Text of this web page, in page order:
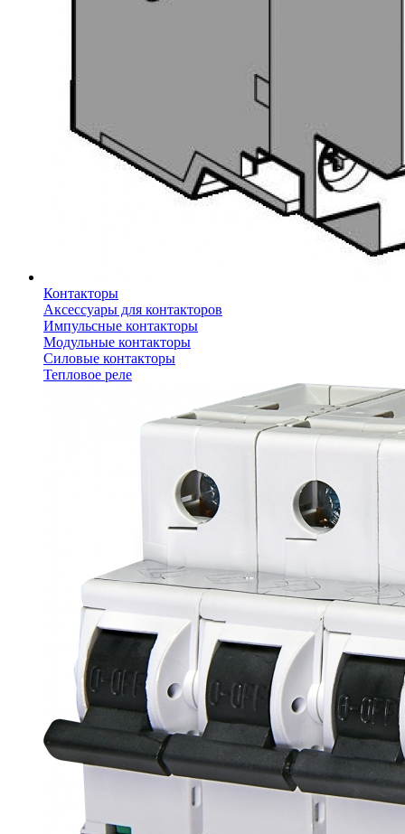
Контакторы
Аксессуары для контакторов
Импульсные контакторы
Модульные контакторы
Силовые контакторы
Тепловое реле